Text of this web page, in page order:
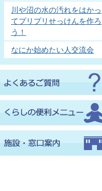
川や沼の水の汚れをはかっ
てプリプリせっけんを作ろ
う！
なにか始めたい人交流会